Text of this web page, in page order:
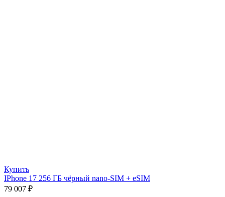
Купить
IPhone 17 256 ГБ чёрный nano-SIM + eSIM
79 007 ₽